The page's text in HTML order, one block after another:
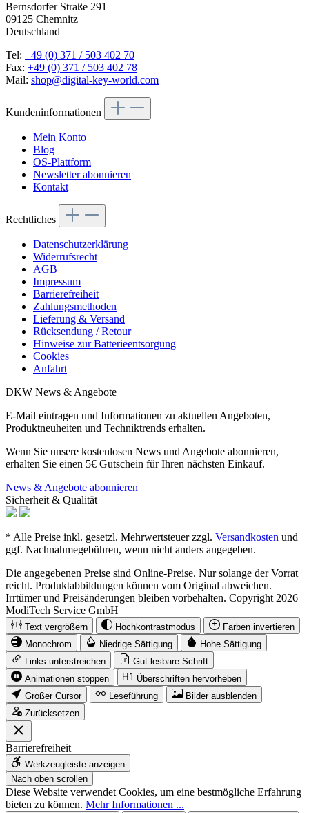
Bernsdorfer Straße 291
09125 Chemnitz
Deutschland
Tel: +49 (0) 371 / 503 402 70
Fax: +49 (0) 371 / 503 402 78
Mail: shop@digital-key-world.com
Kundeninformationen
Mein Konto
Blog
OS-Plattform
Newsletter abonnieren
Kontakt
Rechtliches
Datenschutzerklärung
Widerrufsrecht
AGB
Impressum
Barrierefreiheit
Zahlungsmethoden
Lieferung & Versand
Rücksendung / Retour
Hinweise zur Batterieentsorgung
Cookies
Anfahrt
DKW News & Angebote
E-Mail eintragen und Informationen zu aktuellen Angeboten,
Produktneuheiten und Techniktrends erhalten.
Wenn Sie unsere kostenlosen News und Angebote abonnieren,
erhalten Sie einen 5€ Gutschein für Ihren nächsten Einkauf.
News & Angebote abonnieren
Sicherheit & Qualität
* Alle Preise inkl. gesetzl. Mehrwertsteuer zzgl. Versandkosten und
ggf. Nachnahmegebühren, wenn nicht anders angegeben.
Die angegebenen Preise sind Online-Preise. Nur solange der Vorrat
reicht. Produktabbildungen können vom Original abweichen.
Irrtümer und Preisänderungen bleiben vorbehalten. Copyright 2026
ModiTech Service GmbH
Text vergrößern Hochkontrastmodus
Farben invertieren
Monochrom
Niedrige Sättigung
Hohe Sättigung
Links unterstreichen
Gut lesbare Schrift
Animationen stoppen
Überschriften hervorheben
Großer Cursor
Leseführung
Bilder ausblenden
Zurücksetzen
Barrierefreiheit
Werkzeugleiste anzeigen
Nach oben scrollen
Diese Website verwendet Cookies, um eine bestmögliche Erfahrung
bieten zu können. Mehr Informationen ...